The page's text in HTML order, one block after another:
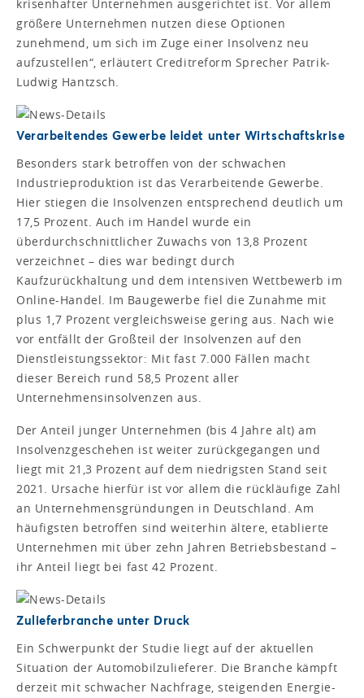
krisenhafter Unternehmen ausgerichtet ist. Vor allem
größere Unternehmen nutzen diese Optionen
zunehmend, um sich im Zuge einer Insolvenz neu
aufzustellen“, erläutert Creditreform Sprecher Patrik-
Ludwig Hantzsch.
Verarbeitendes Gewerbe leidet unter Wirtschaftskrise
Besonders stark betroffen von der schwachen
Industrieproduktion ist das Verarbeitende Gewerbe.
Hier stiegen die Insolvenzen entsprechend deutlich um
17,5 Prozent. Auch im Handel wurde ein
überdurchschnittlicher Zuwachs von 13,8 Prozent
verzeichnet – dies war bedingt durch
Kaufzurückhaltung und dem intensiven Wettbewerb im
Online-Handel. Im Baugewerbe fiel die Zunahme mit
plus 1,7 Prozent vergleichsweise gering aus. Nach wie
vor entfällt der Großteil der Insolvenzen auf den
Dienstleistungssektor: Mit fast 7.000 Fällen macht
dieser Bereich rund 58,5 Prozent aller
Unternehmensinsolvenzen aus.
Der Anteil junger Unternehmen (bis 4 Jahre alt) am
Insolvenzgeschehen ist weiter zurückgegangen und
liegt mit 21,3 Prozent auf dem niedrigsten Stand seit
2021. Ursache hierfür ist vor allem die rückläufige Zahl
an Unternehmensgründungen in Deutschland. Am
häufigsten betroffen sind weiterhin ältere, etablierte
Unternehmen mit über zehn Jahren Betriebsbestand –
ihr Anteil liegt bei fast 42 Prozent.
Zulieferbranche unter Druck
Ein Schwerpunkt der Studie liegt auf der aktuellen
Situation der Automobilzulieferer. Die Branche kämpft
derzeit mit schwacher Nachfrage, steigenden Energie-